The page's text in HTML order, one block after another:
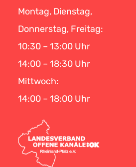
Montag, Dienstag,
Donnerstag, Freitag:
10:30 – 13:00 Uhr
14:00 – 18:30 Uhr
Mittwoch:
14:00 – 18:00 Uhr